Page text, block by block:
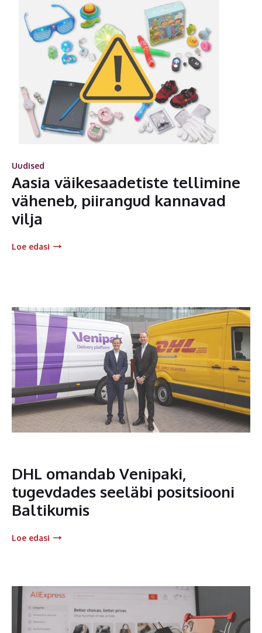
Uudised
Aasia väikesaadetiste tellimine
väheneb, piirangud kannavad
vilja
Loe edasi
DHL omandab Venipaki,
tugevdades seeläbi positsiooni
Baltikumis
Loe edasi